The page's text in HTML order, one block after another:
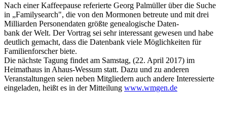
Nach einer Kaffeepause referierte Georg Palmüller über die Suche
in „Familysearch", die von den Mormonen betreute und mit drei
Milliarden Personendaten größte genealogische Daten-
bank der Welt. Der Vortrag sei sehr interessant gewesen und habe
deutlich gemacht, dass die Datenbank viele Möglichkeiten für
Familienforscher biete.
Die nächste Tagung findet am Samstag, (22. April 2017) im
Heimathaus in Ahaus-Wessum statt. Dazu und zu anderen
Veranstaltungen seien neben Mitgliedern auch andere Interessierte
eingeladen, heißt es in der Mitteilung www.wmgen.de